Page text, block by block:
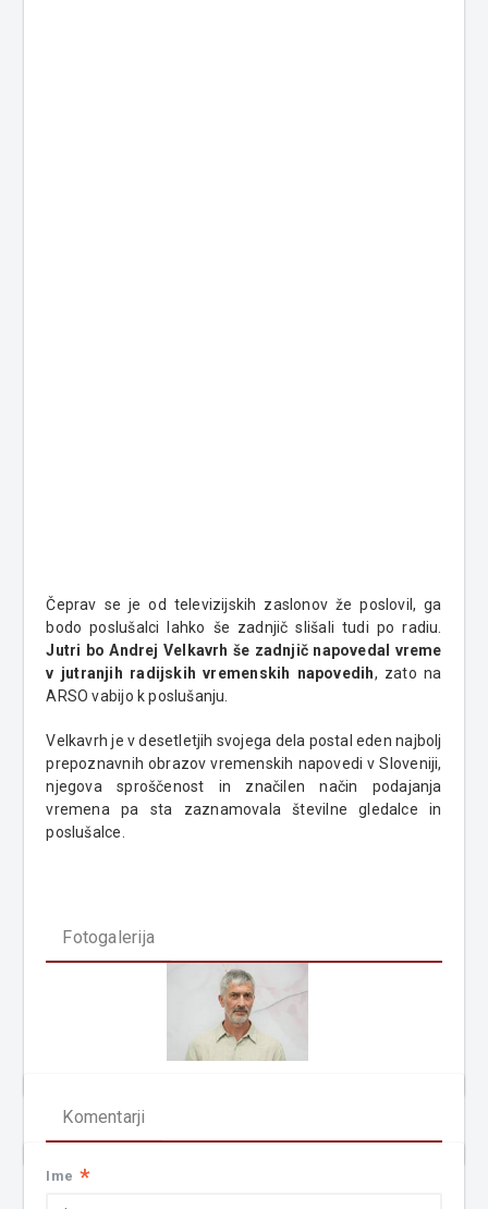
Čeprav se je od televizijskih zaslonov že poslovil, ga
bodo poslušalci lahko še zadnjič slišali tudi po radiu.
Jutri bo Andrej Velkavrh še zadnjič napovedal vreme
v jutranjih radijskih vremenskih napovedih, zato na
ARSO vabijo k poslušanju.
Velkavrh je v desetletjih svojega dela postal eden najbolj
prepoznavnih obrazov vremenskih napovedi v Sloveniji,
njegova sproščenost in značilen način podajanja
vremena pa sta zaznamovala številne gledalce in
poslušalce.
Fotogalerija
Komentarji
Ime *